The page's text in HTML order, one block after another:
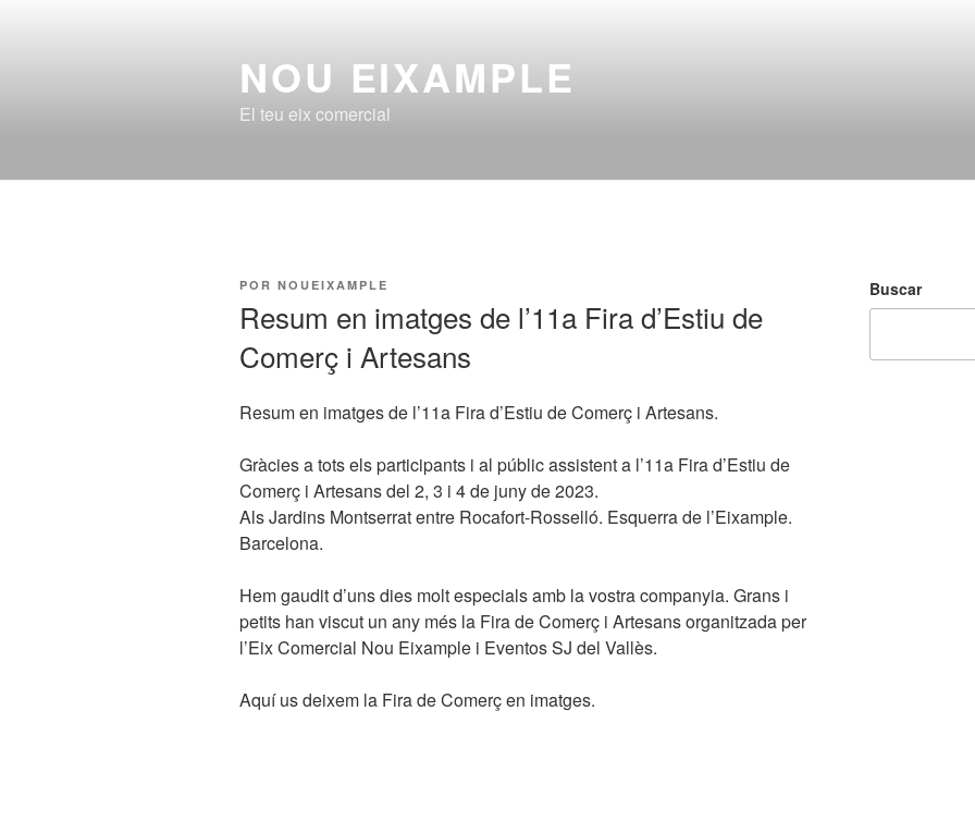
NOU EIXAMPLE
El teu eix comercial
PUBLICADO
POR NOUEIXAMPLE
Resum en imatges de l’11a Fira d’Estiu de
Comerç i Artesans
Resum en imatges de l’11a Fira d’Estiu de Comerç i Artesans.
Gràcies a tots els participants i al públic assistent a l’11a Fira d’Estiu de
Comerç i Artesans del 2, 3 i 4 de juny de 2023.
Als Jardins Montserrat entre Rocafort-Rosselló. Esquerra de l’Eixample.
Barcelona.
Hem gaudit d’uns dies molt especials amb la vostra companyia. Grans i
petits han viscut un any més la Fira de Comerç i Artesans organitzada per
l’Eix Comercial Nou Eixample i Eventos SJ del Vallès.
Aquí us deixem la Fira de Comerç en imatges.
Buscar